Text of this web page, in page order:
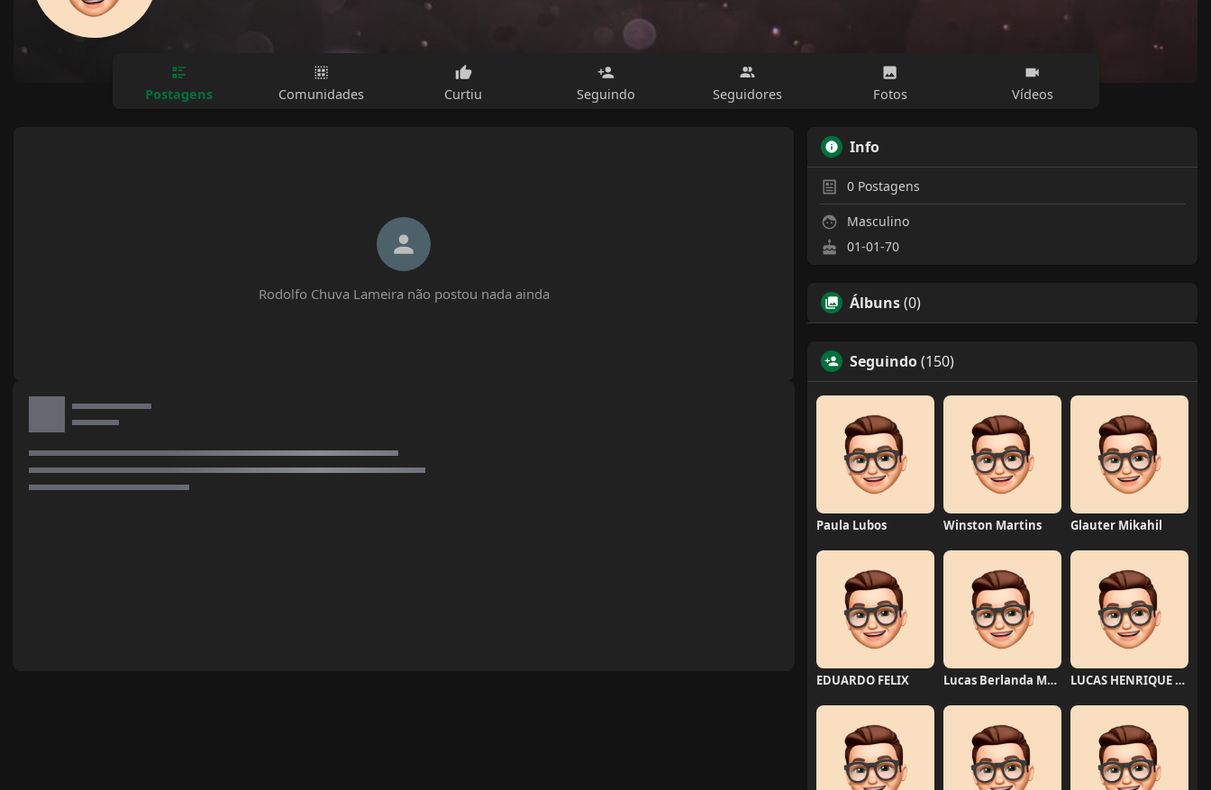
Postagens Comunidades Curtiu Seguindo Seguidores Fotos Vídeos
Rodolfo Chuva Lameira não postou nada ainda
Info
0 Postagens
Masculino
01-01-70
Álbuns(0)
Seguindo(150)
Paula Lubos Winston Martins Glauter Mikahil
EDUARDO FELIX Lucas Berlanda Moraes LUCAS HENRIQUE RIBEIRO